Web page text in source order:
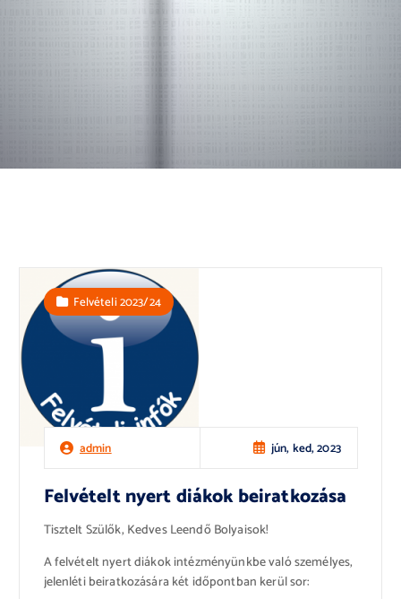
admin jún, ked, 2023
Felvételi 2023/24
Felvételt nyert diákok beiratkozása
Tisztelt Szülők, Kedves Leendő Bolyaisok!
A felvételt nyert diákok intézményünkbe való személyes,
jelenléti beiratkozására két időpontban kerül sor: